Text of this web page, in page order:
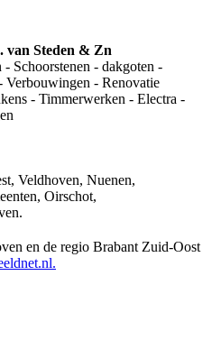
van Steden & Zn
Schoorstenen - dakgoten -
- Renovatie
- Timmerwerken - Electra -
Veldhoven, Nuenen,
Oirschot,
en de regio Brabant Zuid-Oost